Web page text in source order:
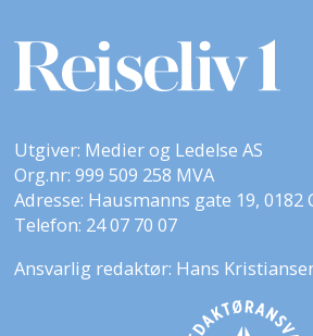
Utgiver: Medier og Ledelse AS
Org.nr: 999 509 258 MVA
Adresse: Hausmanns gate 19, 0182
Telefon: 24 07 70 07
Ansvarlig redaktør: Hans